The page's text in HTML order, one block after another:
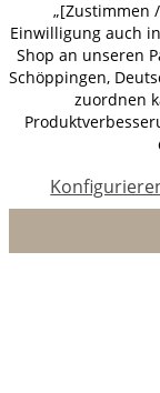
„[Zustimmen
Einwilligung auch
Shop an unseren
Schöppingen,
zuordnen